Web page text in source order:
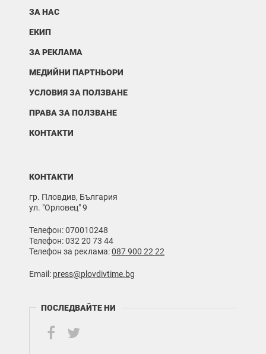
ЗА НАС
ЕКИП
ЗА РЕКЛАМА
МЕДИЙНИ ПАРТНЬОРИ
УСЛОВИЯ ЗА ПОЛЗВАНЕ
ПРАВА ЗА ПОЛЗВАНЕ
КОНТАКТИ
КОНТАКТИ
гр. Пловдив, България
ул. "Орловец" 9
Телефон: 070010248
Телефон: 032 20 73 44
Телефон за реклама:087 900 22 22
Email: press@plovdivtime.bg
ПОСЛЕДВАЙТЕ НИ